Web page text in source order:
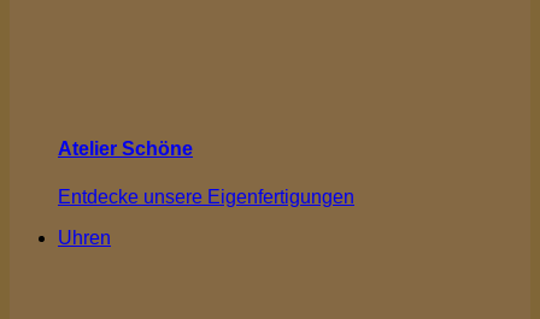
Atelier Schöne
Entdecke unsere Eigenfertigungen
Uhren